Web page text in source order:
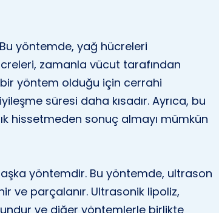
yöntemde, yağ hücreleri
zamanla vücut tarafından
bir yöntem olduğu için cerrahi
süresi daha kısadır. Ayrıca, bu
hissetmeden sonuç almayı mümkün
yöntemdir. Bu yöntemde, ultrason
ve parçalanır. Ultrasonik lipoliz,
ve diğer yöntemlerle birlikte